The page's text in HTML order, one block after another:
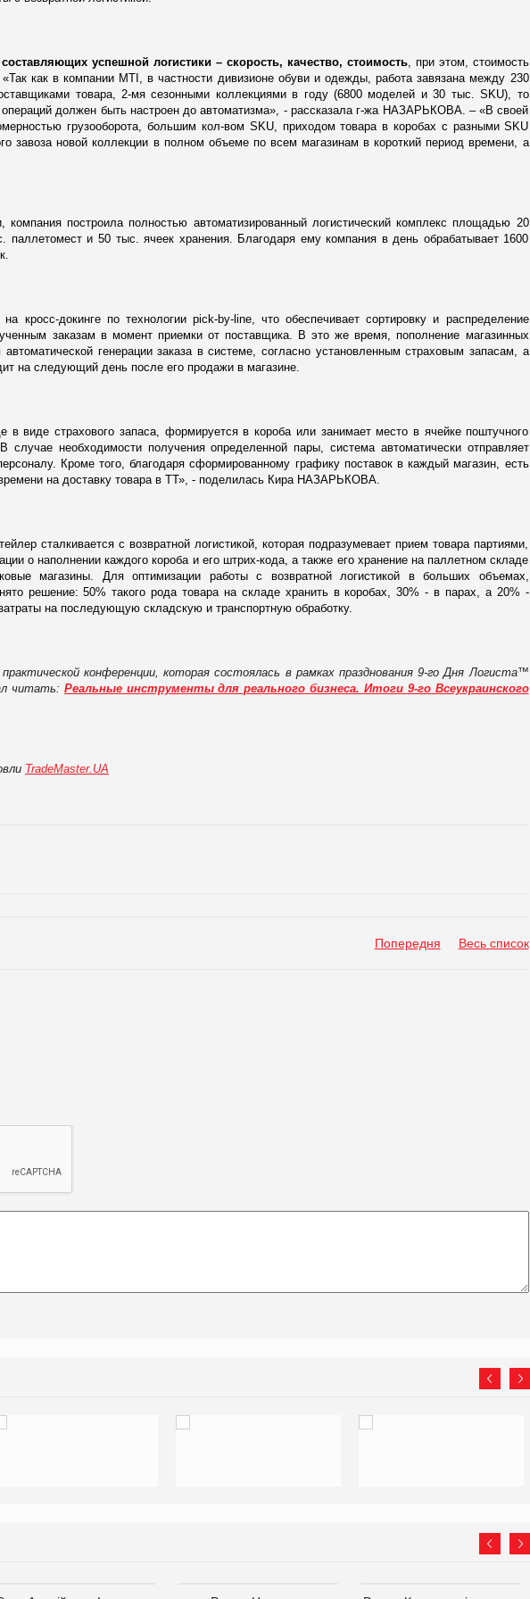
успешной логистики – скорость, качество, стоимость, при этом, стоимость
как в компании MTI, в частности дивизионе обуви и одежды, работа завязана между 230
товара, 2-мя сезонными коллекциями в году (6800 моделей и 30 тыс. SKU), то
операций должен быть настроен до автоматизма», - рассказала г-жа НАЗАРЬКОВА. – «В своей
грузооборота, большим кол-вом SKU, приходом товара в коробах с разными SKU
завоза новой коллекции в полном объеме по всем магазинам в короткий период времени, а
компания построила полностью автоматизированный логистический комплекс площадью 20
и 50 тыс. ячеек хранения. Благодаря ему компания в день обрабатывает 1600
на кросс-докинге по технологии pick-by-line, что обеспечивает сортировку и распределение
заказам в момент приемки от поставщика. В это же время, пополнение магазинных
автоматической генерации заказа в системе, согласно установленным страховым запасам, а
на следующий день после его продажи в магазине.
в виде страхового запаса, формируется в короба или занимает место в ячейке поштучного
необходимости получения определенной пары, система автоматически отправляет
Кроме того, благодаря сформированному графику поставок в каждый магазин, есть
на доставку товара в ТТ», - поделилась Кира НАЗАРЬКОВА.
сталкивается с возвратной логистикой, которая подразумевает прием товара партиями,
о наполнении каждого короба и его штрих-кода, а также его хранение на паллетном складе
магазины. Для оптимизации работы с возвратной логистикой в больших объемах,
решение: 50% такого рода товара на складе хранить в коробах, 30% - в парах, а 20% -
на последующую складскую и транспортную обработку.
практической конференции, которая состоялась в рамках празднования 9-го Дня Логиста™
читать: Реальные инструменты для реального бизнеса. Итоги 9-го Всеукраинского
TradeMaster.UA
Попередня Весь список